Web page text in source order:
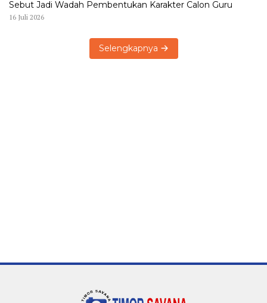
Sebut Jadi Wadah Pembentukan Karakter Calon Guru
16 Juli 2026
Selengkapnya